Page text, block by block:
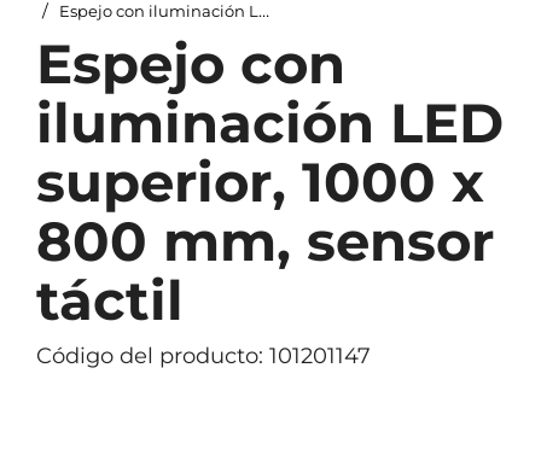
Espejo con iluminación LED superior, 1000 x 800 mm, sensor táctil
Espejo con
iluminación LED
superior, 1000 x
800 mm, sensor
táctil
Código del producto: 101201147